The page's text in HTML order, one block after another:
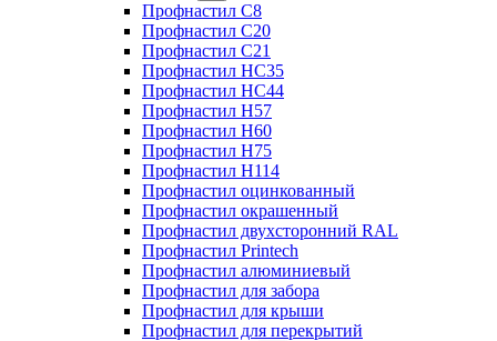
Профнастил C8
Профнастил C20
Профнастил C21
Профнастил HC35
Профнастил HC44
Профнастил H57
Профнастил H60
Профнастил H75
Профнастил H114
Профнастил оцинкованный
Профнастил окрашенный
Профнастил двухсторонний RAL
Профнастил Printech
Профнастил алюминиевый
Профнастил для забора
Профнастил для крыши
Профнастил для перекрытий